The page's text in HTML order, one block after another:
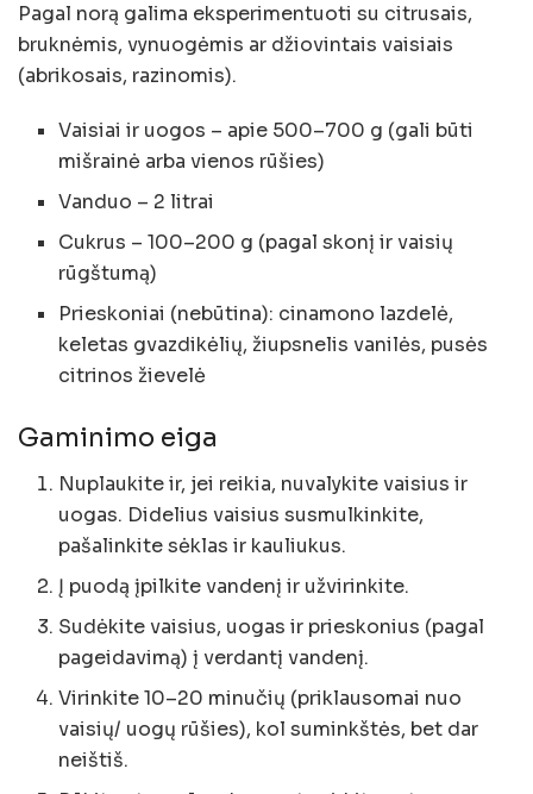
Pagal norą galima eksperimentuoti su citrusais,
bruknėmis, vynuogėmis ar džiovintais vaisiais
(abrikosais, razinomis).
Vaisiai ir uogos – apie 500–700 g (gali būti
mišrainė arba vienos rūšies)
Vanduo – 2 litrai
Cukrus – 100–200 g (pagal skonį ir vaisių
rūgštumą)
Prieskoniai (nebūtina): cinamono lazdelė,
keletas gvazdikėlių, žiupsnelis vanilės, pusės
citrinos žievelė
Gaminimo eiga
Nuplaukite ir, jei reikia, nuvalykite vaisius ir
uogas. Didelius vaisius susmulkinkite,
pašalinkite sėklas ir kauliukus.
Į puodą įpilkite vandenį ir užvirinkite.
Sudėkite vaisius, uogas ir prieskonius (pagal
pageidavimą) į verdantį vandenį.
Virinkite 10–20 minučių (priklausomai nuo
vaisių/ uogų rūšies), kol suminkštės, bet dar
neištiš.